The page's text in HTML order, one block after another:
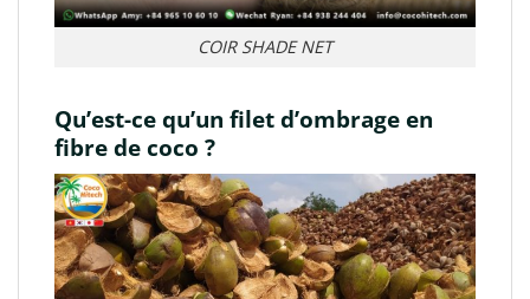
COIR SHADE NET
Qu’est-ce qu’un filet d’ombrage en
fibre de coco ?